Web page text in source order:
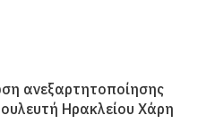
ανεξαρτητοποίησης
Ηρακλείου Χάρη